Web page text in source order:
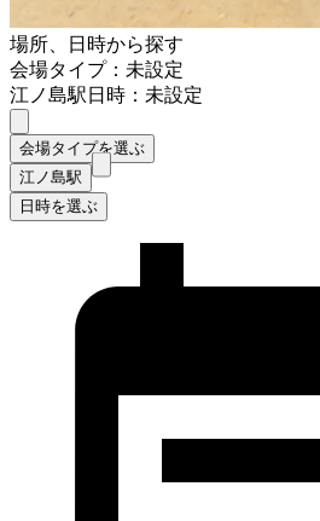
場所、日時から探す
会場タイプ：未設定
江ノ島駅日時：未設定
会場タイプを選ぶ
江ノ島駅
日時を選ぶ